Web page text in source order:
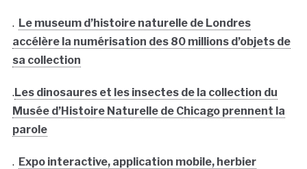
. Le museum d’histoire naturelle de Londres
accélère la numérisation des 80 millions d’objets de
sa collection
.Les dinosaures et les insectes de la collection du
Musée d’Histoire Naturelle de Chicago prennent la
parole
. Expo interactive, application mobile, herbier